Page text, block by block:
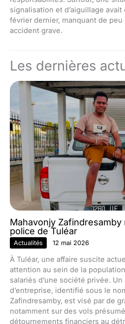
signalisation et d’aiguillage
février dernier, manquant de peu
accident grave.
Les dernières
Mahavonjy
police de Tuléar
Actualités 12 mai 2026
À Tuléar, une affaire suscite
attention au sein de la
salariés d’une société privée.
d’entreprise, identifié sous le
Zafindresamby, est visé par de
notamment sur des vols
détournements financiers au